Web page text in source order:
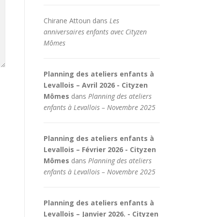
Chirane Attoun dans Les
anniversaires enfants avec Cityzen
Mômes
Planning des ateliers enfants à
Levallois – Avril 2026 - Cityzen
Mômes dans Planning des ateliers
enfants à Levallois – Novembre 2025
Planning des ateliers enfants à
Levallois – Février 2026 - Cityzen
Mômes dans Planning des ateliers
enfants à Levallois – Novembre 2025
Planning des ateliers enfants à
Levallois – Janvier 2026. - Cityzen